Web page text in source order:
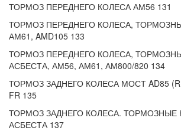
ТОРМОЗ ПЕРЕДНЕГО КОЛЕСА АМ56 131
ТОРМОЗ ПЕРЕДНЕГО КОЛЕСА,
АМ61, AMD105 133
ТОРМОЗ ПЕРЕДНЕГО КОЛЕСА,
АСБЕСТА, АМ56, АМ61, АМ800/820 134
ТОРМОЗ ЗАДНЕГО КОЛЕСА МОСТ AD85
FR 135
ТОРМОЗ ЗАДНЕГО КОЛЕСА. ТОРМОЗНЫЕ
АСБЕСТА 137